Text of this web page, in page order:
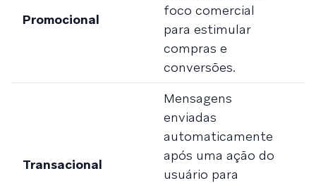
Promocional
foco comercial
para estimular
compras e
conversões.
Transacional
Mensagens
enviadas
automaticamente
após uma ação do
usuário para